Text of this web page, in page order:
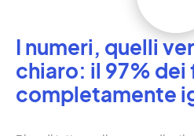
I numeri, quelli
chiaro: il 97%
completamente